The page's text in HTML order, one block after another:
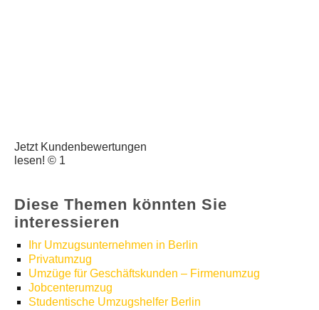
Jetzt Kundenbewertungen
lesen! © 1
Diese Themen könnten Sie
interessieren
Ihr Umzugsunternehmen in Berlin
Privatumzug
Umzüge für Geschäftskunden – Firmenumzug
Jobcenterumzug
Studentische Umzugshelfer Berlin